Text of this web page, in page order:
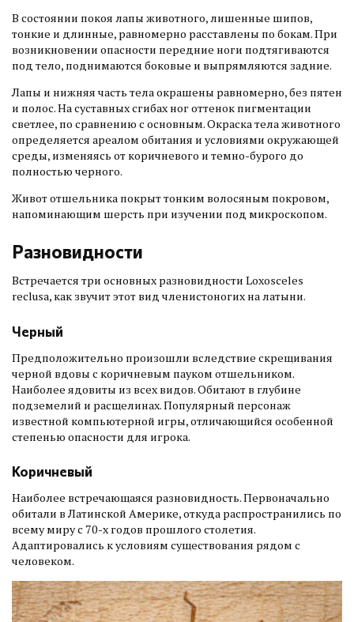
В состоянии покоя лапы животного, лишенные шипов,
тонкие и длинные, равномерно расставлены по бокам. При
возникновении опасности передние ноги подтягиваются
под тело, поднимаются боковые и выпрямляются задние.
Лапы и нижняя часть тела окрашены равномерно, без пятен
и полос. На суставных сгибах ног оттенок пигментации
светлее, по сравнению с основным. Окраска тела животного
определяется ареалом обитания и условиями окружающей
среды, изменяясь от коричневого и темно-бурого до
полностью черного.
Живот отшельника покрыт тонким волосяным покровом,
напоминающим шерсть при изучении под микроскопом.
Разновидности
Встречается три основных разновидности Loxosceles
reclusa, как звучит этот вид членистоногих на латыни.
Черный
Предположительно произошли вследствие скрещивания
черной вдовы с коричневым пауком отшельником.
Наиболее ядовиты из всех видов. Обитают в глубине
подземелий и расщелинах. Популярный персонаж
известной компьютерной игры, отличающийся особенной
степенью опасности для игрока.
Коричневый
Наиболее встречающаяся разновидность. Первоначально
обитали в Латинской Америке, откуда распространились по
всему миру с 70-х годов прошлого столетия.
Адаптировались к условиям существования рядом с
человеком.